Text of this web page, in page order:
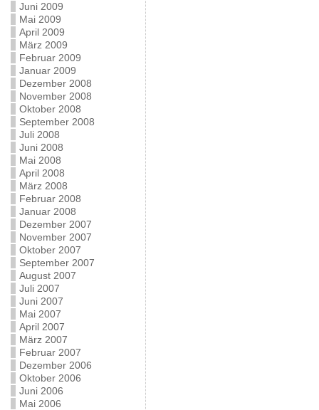
Juni 2009
Mai 2009
April 2009
März 2009
Februar 2009
Januar 2009
Dezember 2008
November 2008
Oktober 2008
September 2008
Juli 2008
Juni 2008
Mai 2008
April 2008
März 2008
Februar 2008
Januar 2008
Dezember 2007
November 2007
Oktober 2007
September 2007
August 2007
Juli 2007
Juni 2007
Mai 2007
April 2007
März 2007
Februar 2007
Dezember 2006
Oktober 2006
Juni 2006
Mai 2006